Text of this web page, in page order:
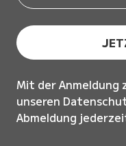
Mit der Anmeldung
unseren
Abmeldung